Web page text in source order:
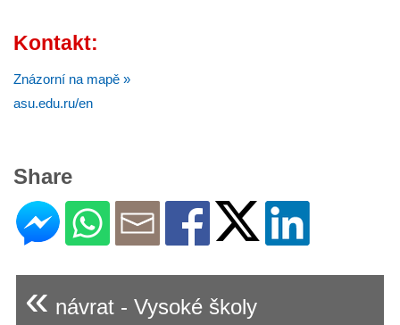
Kontakt:
Znázorní na mapě »
asu.edu.ru/en
Share
« návrat - Vysoké školy